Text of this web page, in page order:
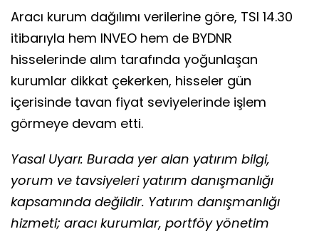
Aracı kurum dağılımı verilerine göre, TSI 14.30
itibarıyla hem INVEO hem de BYDNR
hisselerinde alım tarafında yoğunlaşan
kurumlar dikkat çekerken, hisseler gün
içerisinde tavan fiyat seviyelerinde işlem
görmeye devam etti.
Yasal Uyarı: Burada yer alan yatırım bilgi,
yorum ve tavsiyeleri yatırım danışmanlığı
kapsamında değildir. Yatırım danışmanlığı
hizmeti; aracı kurumlar, portföy yönetim